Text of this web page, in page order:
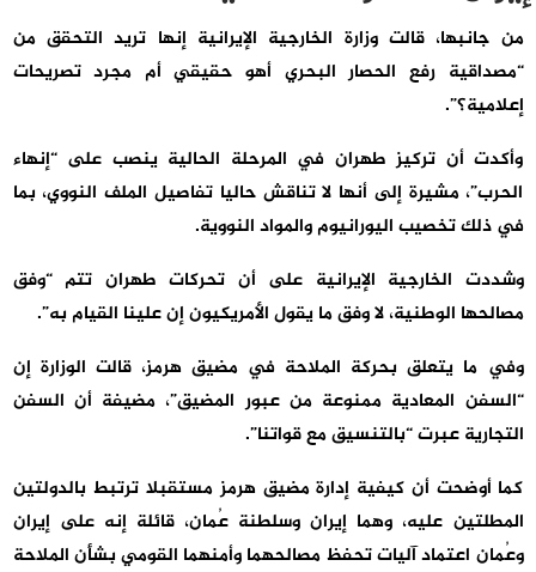
من جانبها، قالت وزارة الخارجية الإيرانية إنها تريد التحقق من
“مصداقية رفع الحصار البحري أهو حقيقي أم مجرد تصريحات
إعلامية؟”.
وأكدت أن تركيز طهران في المرحلة الحالية ينصب على “إنهاء
الحرب”، مشيرة إلى أنها لا تناقش حاليا تفاصيل الملف النووي، بما
في ذلك تخصيب اليورانيوم والمواد النووية.
وشددت الخارجية الإيرانية على أن تحركات طهران تتم “وفق
مصالحها الوطنية، لا وفق ما يقول الأمريكيون إن علينا القيام به”.
وفي ما يتعلق بحركة الملاحة في مضيق هرمز، قالت الوزارة إن
“السفن المعادية ممنوعة من عبور المضيق”، مضيفة أن السفن
التجارية عبرت “بالتنسيق مع قواتنا”.
كما أوضحت أن كيفية إدارة مضيق هرمز مستقبلا ترتبط بالدولتين
المطلتين عليه، وهما إيران وسلطنة عُمان، قائلة إنه على إيران
وعُمان اعتماد آليات تحفظ مصالحهما وأمنهما القومي بشأن الملاحة